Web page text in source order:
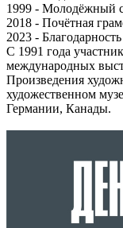
1999 - Молодёжный
2018 - Почётная
2023 -
С 1991 года
международных
Произведения
художественном
Германии, Канады.